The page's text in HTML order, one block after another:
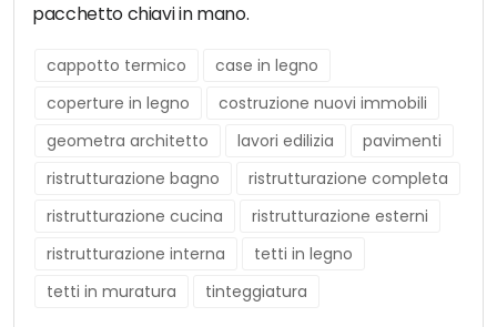
pacchetto chiavi in mano.
cappotto termico
case in legno
coperture in legno
costruzione nuovi immobili
geometra architetto
lavori edilizia
pavimenti
ristrutturazione bagno
ristrutturazione completa
ristrutturazione cucina
ristrutturazione esterni
ristrutturazione interna
tetti in legno
tetti in muratura
tinteggiatura